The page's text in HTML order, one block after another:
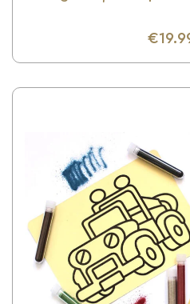
UZZINI